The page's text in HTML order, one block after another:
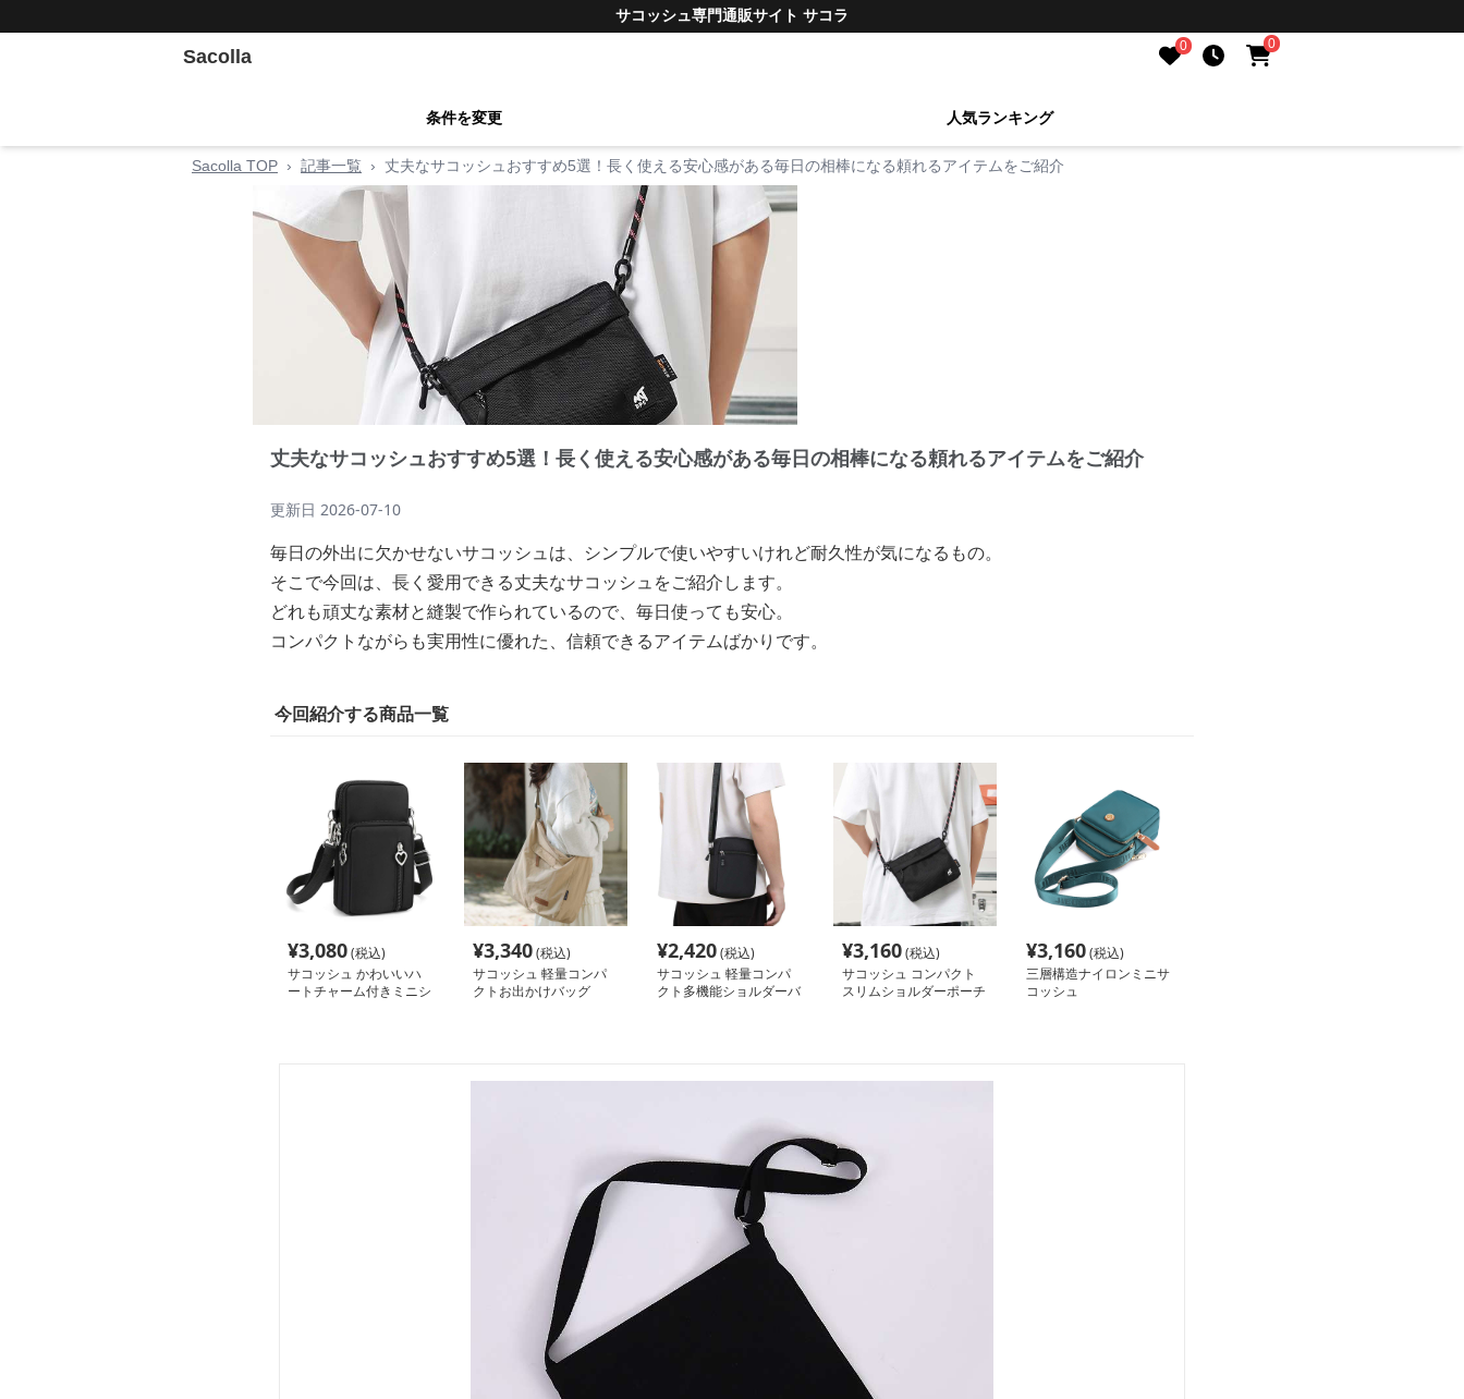
サコッシュ専門通販サイト サコラ
Sacolla 0 0
条件を変更 人気ランキング
Sacolla TOP › 記事一覧 › 丈夫なサコッシュおすすめ5選！長く使える安心感がある毎日の相棒になる頼れるアイテムをご紹介
丈夫なサコッシュおすすめ5選！長く使える安心感がある毎日の相棒になる頼れるアイテムをご紹介
更新日 2026-07-10
毎日の外出に欠かせないサコッシュは、シンプルで使いやすいけれど耐久性が気になるもの。
そこで今回は、長く愛用できる丈夫なサコッシュをご紹介します。
どれも頑丈な素材と縫製で作られているので、毎日使っても安心。
コンパクトながらも実用性に優れた、信頼できるアイテムばかりです。
今回紹介する商品一覧
¥3,080(税込)
サコッシュ かわいいハ
ートチャーム付きミニシ
¥3,340(税込)
サコッシュ 軽量コンパ
クトお出かけバッグ
¥2,420(税込)
サコッシュ 軽量コンパ
クト多機能ショルダーバ
¥3,160(税込)
サコッシュ コンパクト
スリムショルダーポーチ
¥3,160(税込)
三層構造ナイロンミニサ
コッシュ